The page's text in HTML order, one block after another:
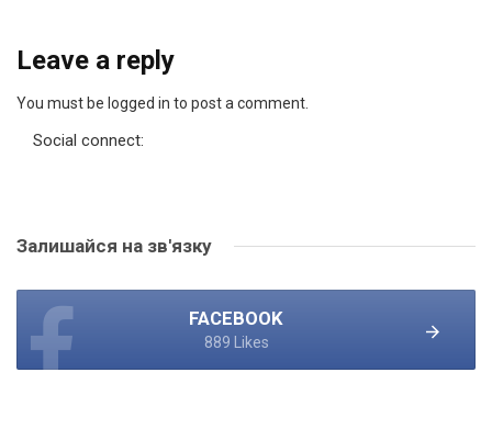
Leave a reply
You must be logged in to post a comment.
Social connect:
Залишайся на зв'язку
FACEBOOK
889 Likes